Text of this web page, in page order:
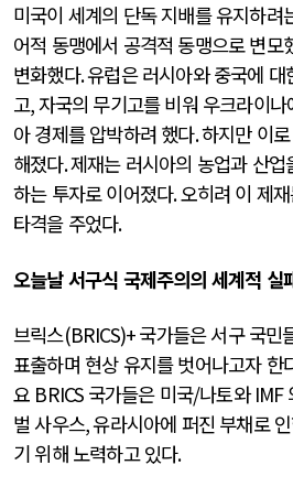
미국이 세계의 단독 지배를 유지하려
어적 동맹에서 공격적 동맹으로 변모
변화했다.유럽은 러시아와 중국에
고,자국의 무기고를 비워 우크라이
아 경제를 압박하려 했다.하지만 이
해졌다.제재는 러시아의 농업과 산
하는 투자로 이어졌다.오히려 이 제
타격을 주었다.
오늘날 서구식 국제주의의 세계적 실
브릭스(BRICS)+국가들은 서구 국민
표출하며 현상 유지를 벗어나고자 한
요 BRICS 국가들은 미국/나토와IMF
벌 사우스,유라시아에 퍼진 부채로
기 위해 노력하고 있다.